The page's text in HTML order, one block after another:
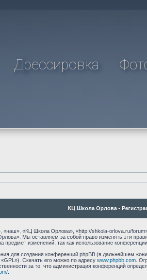
Дрессировка
КЦ Школа Орлова -
«КЦ Школа Орлова», «http://shkola-orlova.ru/
Мы оставляем за собой право изменять эти
предмет изменений, так как использование
для создания конференций phpBB (в дальнейшем
Скачать его можно по адресу www.phpbb.com.
за то, что администрация конференций
.